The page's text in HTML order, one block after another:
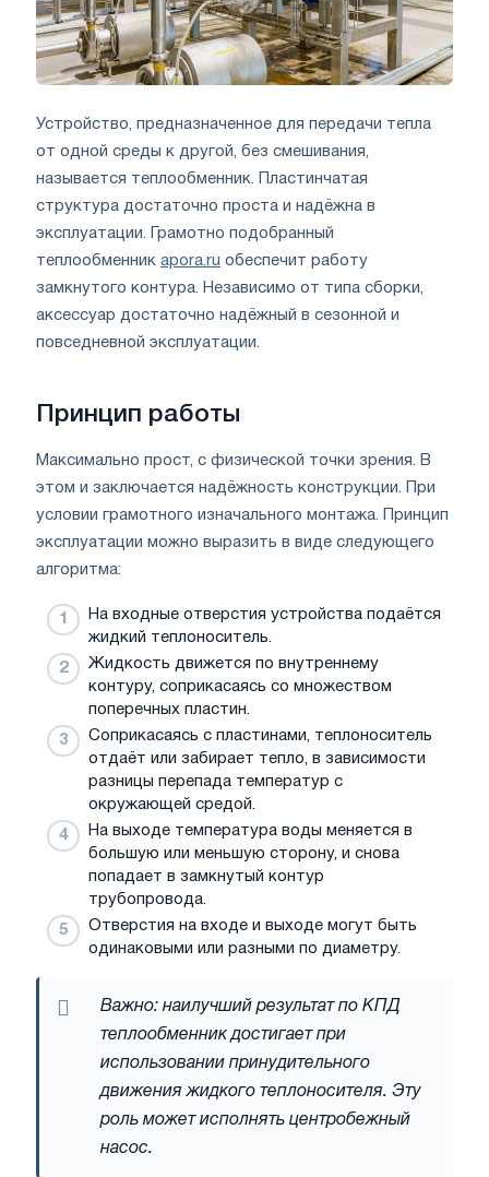
Устройство, предназначенное для передачи тепла
от одной среды к другой, без смешивания,
называется теплообменник. Пластинчатая
структура достаточно проста и надёжна в
эксплуатации. Грамотно подобранный
теплообменник apora.ru обеспечит работу
замкнутого контура. Независимо от типа сборки,
аксессуар достаточно надёжный в сезонной и
повседневной эксплуатации.
Принцип работы
Максимально прост, с физической точки зрения. В
этом и заключается надёжность конструкции. При
условии грамотного изначального монтажа. Принцип
эксплуатации можно выразить в виде следующего
алгоритма:
На входные отверстия устройства подаётся
жидкий теплоноситель.
Жидкость движется по внутреннему
контуру, соприкасаясь со множеством
поперечных пластин.
Соприкасаясь с пластинами, теплоноситель
отдаёт или забирает тепло, в зависимости
разницы перепада температур с
окружающей средой.
На выходе температура воды меняется в
большую или меньшую сторону, и снова
попадает в замкнутый контур
трубопровода.
Отверстия на входе и выходе могут быть
одинаковыми или разными по диаметру.
Важно: наилучший результат по КПД
теплообменник достигает при
использовании принудительного
движения жидкого теплоносителя. Эту
роль может исполнять центробежный
насос.